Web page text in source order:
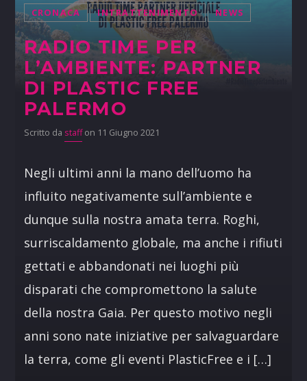
CRONACA INTRATTENIMENTO NEWS
RADIO TIME PER
L’AMBIENTE: PARTNER
DI PLASTIC FREE
PALERMO
Scritto da staffon 11 Giugno 2021
Negli ultimi anni la mano dell’uomo ha
influito negativamente sull’ambiente e
dunque sulla nostra amata terra. Roghi,
surriscaldamento globale, ma anche i rifiuti
gettati e abbandonati nei luoghi più
disparati che compromettono la salute
della nostra Gaia. Per questo motivo negli
anni sono nate iniziative per salvaguardare
la terra, come gli eventi PlasticFree e i […]